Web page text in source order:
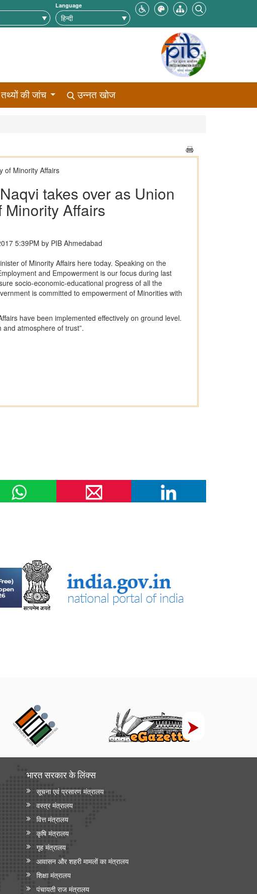
Language
तथ्यों की जांच उन्नत खोज
भारत सरकार के लिंक्‍स
सूचना एवं प्रसारण मंत्रालय
वस्त्र मंत्रालय
वित्त मंत्रालय
कृषि मंत्रालय
गृह मंत्रालय
आवासन और शहरी मामलों का मंत्रालय
शिक्षा मंत्रालय
पंचायती राज मंत्रालय